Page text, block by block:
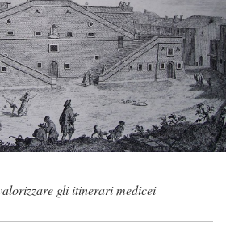
gli itinerari medicei